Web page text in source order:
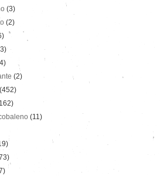
(3)
(2)
(2)
(452)
(11)